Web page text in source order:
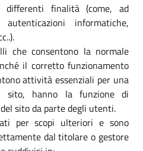
finalità (come, ad
informatiche,
che consentono la normale
il corretto funzionamento
attività essenziali per una
sito, hanno la funzione di
sito da parte degli utenti.
per scopi ulteriori e sono
dal titolare o gestore